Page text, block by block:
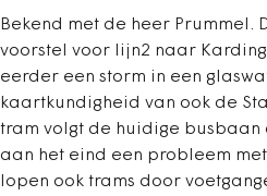
Bekend met de heer Prummel.
voorstel voor lijn2 naar
eerder een storm in een
kaartkundigheid van ook de
tram volgt de huidige busbaan
aan het eind een probleem
lopen ook trams door